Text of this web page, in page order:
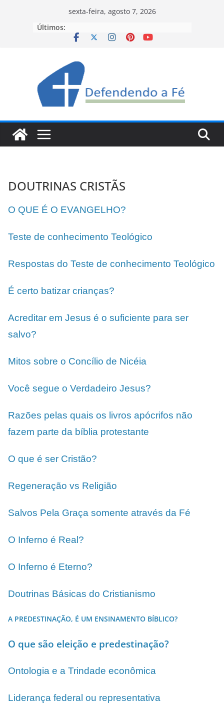
sexta-feira, agosto 7, 2026
Últimos:
DOUTRINAS CRISTÃS
O QUE É O EVANGELHO?
Teste de conhecimento Teológico
Respostas do Teste de conhecimento Teológico
É certo batizar crianças?
Acreditar em Jesus é o suficiente para ser
salvo?
Mitos sobre o Concílio de Nicéia
Você segue o Verdadeiro Jesus?
Razões pelas quais os livros apócrifos não
fazem parte da bíblia protestante
O que é ser Cristão?
Regeneração vs Religião
Salvos Pela Graça somente através da Fé
O Inferno é Real?
O Inferno é Eterno?
Doutrinas Básicas do Cristianismo
A PREDESTINAÇÃO, É UM ENSINAMENTO BÍBLICO?
O que são eleição e predestinação?
Ontologia e a Trindade econômica
Liderança federal ou representativa